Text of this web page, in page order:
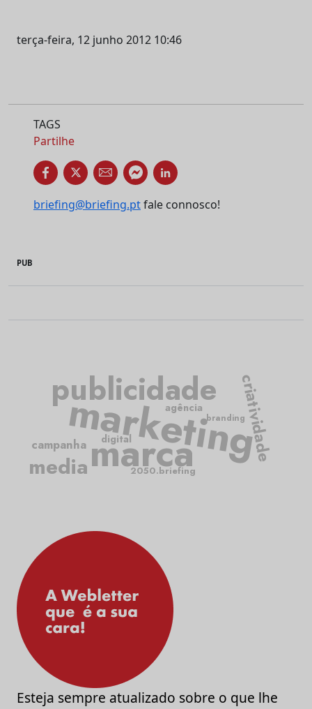
terça-feira, 12 junho 2012 10:46
TAGS
Partilhe
briefing@briefing.ptfale connosco!
PUB
marketing
publicidade
marca criatividade
campanha
media
agência
digital
2050.briefing
branding
Esteja sempre atualizado sobre o que lhe